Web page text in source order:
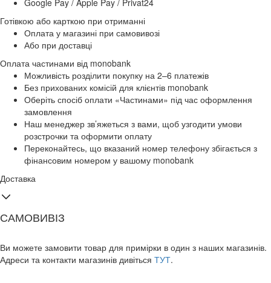
Google Pay / Apple Pay / Privat24
Готівкою або карткою при отриманні
Оплата у магазині при самовивозі
Або при доставці
Оплата частинами від monobank
Можливість розділити покупку на 2–6 платежів
Без прихованих комісій для клієнтів monobank
Оберіть спосіб оплати «Частинами» під час оформлення
замовлення
Наш менеджер зв’яжеться з вами, щоб узгодити умови
розстрочки та оформити оплату
Переконайтесь, що вказаний номер телефону збігається з
фінансовим номером у вашому monobank
Доставка
САМОВИВІЗ
Ви можете замовити товар для примірки в один з наших магазинів.
Адреси та контакти магазинів дивіться ТУТ.